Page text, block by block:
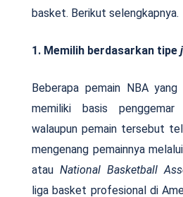
basket. Berikut selengkapnya.
1. Memilih berdasarkan tipe
Beberapa pemain NBA yang
memiliki basis
walaupun pemain tersebut
mengenang pemainnya melalui
atau National Basketball
liga basket profesional di